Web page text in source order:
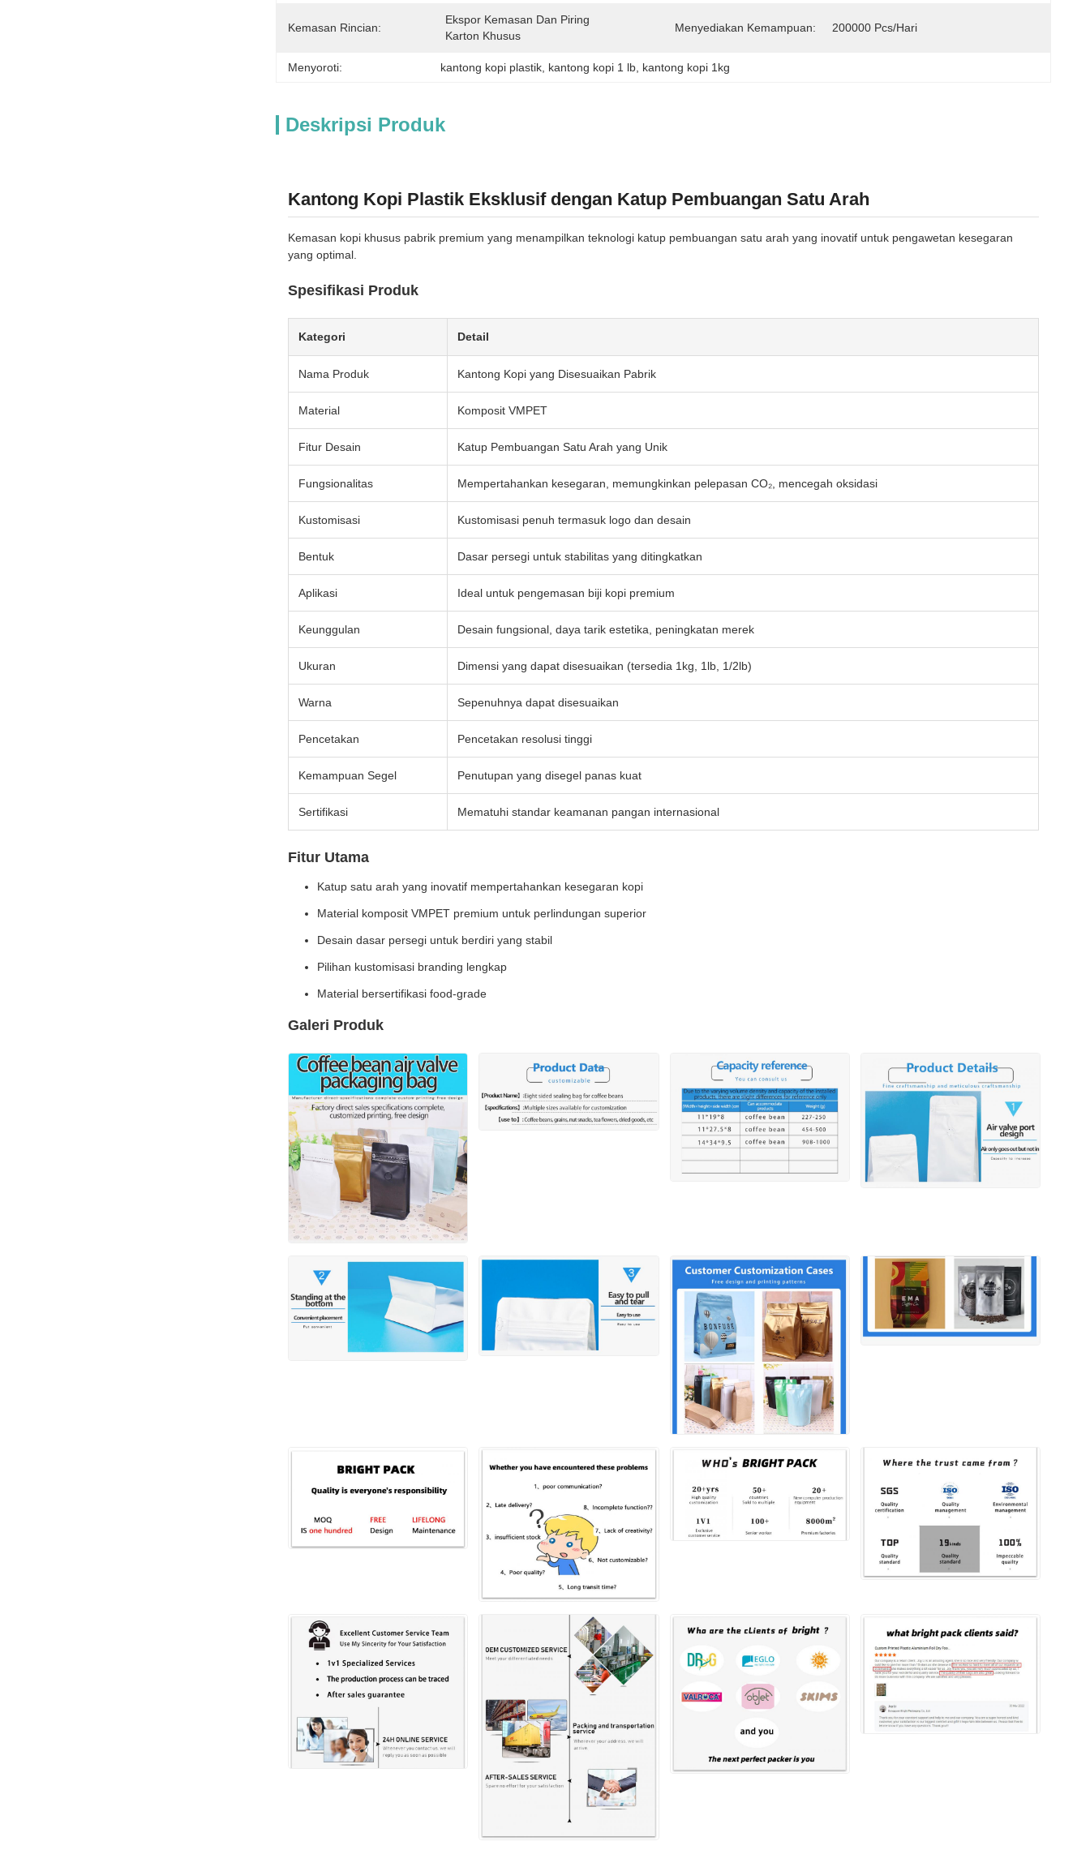
Kemasan Rincian:
Ekspor Kemasan Dan Piring
Karton Khusus
Menyediakan Kemampuan: 200000 Pcs/hari
Menyoroti: kantong kopi plastik kantong kopi 1 lb kantong kopi 1kg
Deskripsi Produk
Kantong Kopi Plastik Eksklusif dengan Katup Pembuangan Satu Arah
Kemasan kopi khusus pabrik premium yang menampilkan teknologi katup pembuangan satu arah yang inovatif untuk pengawetan kesegaran
yang optimal.
Spesifikasi Produk
Kategori Detail
Nama Produk Kantong Kopi yang Disesuaikan Pabrik
Material Komposit VMPET
Fitur Desain Katup Pembuangan Satu Arah yang Unik
Fungsionalitas Mempertahankan kesegaran, memungkinkan pelepasan CO₂, mencegah oksidasi
Kustomisasi Kustomisasi penuh termasuk logo dan desain
Bentuk Dasar persegi untuk stabilitas yang ditingkatkan
Aplikasi Ideal untuk pengemasan biji kopi premium
Keunggulan Desain fungsional, daya tarik estetika, peningkatan merek
Ukuran Dimensi yang dapat disesuaikan (tersedia 1kg, 1lb, 1/2lb)
Warna Sepenuhnya dapat disesuaikan
Pencetakan Pencetakan resolusi tinggi
Kemampuan Segel Penutupan yang disegel panas kuat
Sertifikasi Mematuhi standar keamanan pangan internasional
Fitur Utama
Katup satu arah yang inovatif mempertahankan kesegaran kopi
Material komposit VMPET premium untuk perlindungan superior
Desain dasar persegi untuk berdiri yang stabil
Pilihan kustomisasi branding lengkap
Material bersertifikasi food-grade
Galeri Produk